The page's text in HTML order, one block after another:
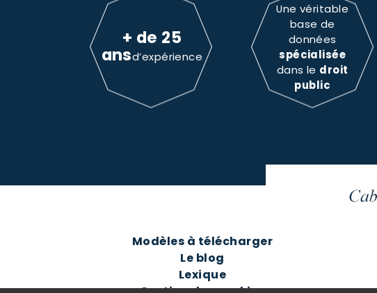
+ de 25
ansd’expérience
Une véritable
base de
données
spécialisée
dans le droit
public
Modèles à télécharger
Le blog
Lexique